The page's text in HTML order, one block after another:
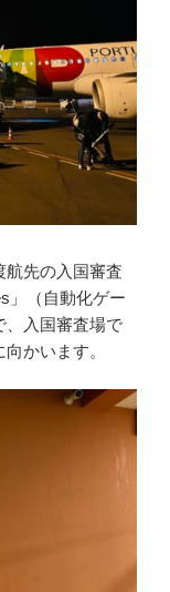
航先の入国審査
」（自動化ゲー
、入国審査場で
かいます。